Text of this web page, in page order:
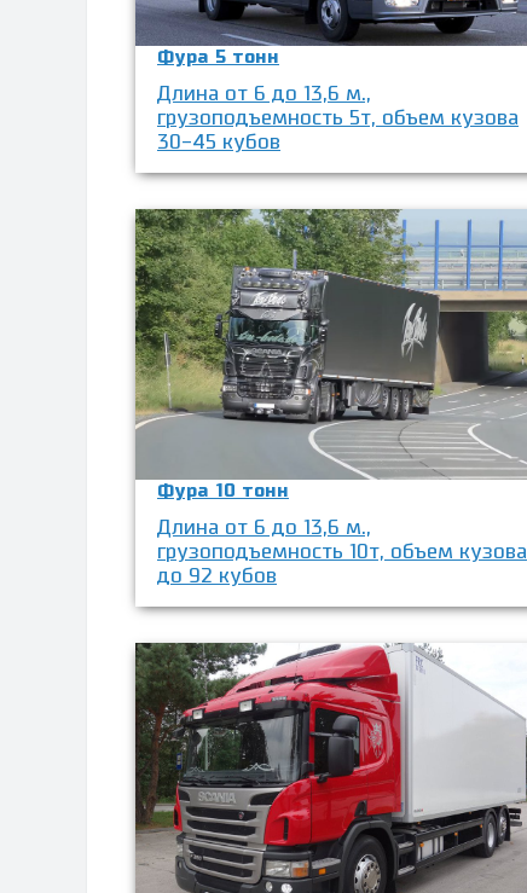
Фура 5 тонн
Длина от 6 до 13,6 м.,
грузоподъемность 5т, объем кузова
30-45 кубов
Фура 10 тонн
Длина от 6 до 13,6 м.,
грузоподъемность 10т, объем кузова
до 92 кубов